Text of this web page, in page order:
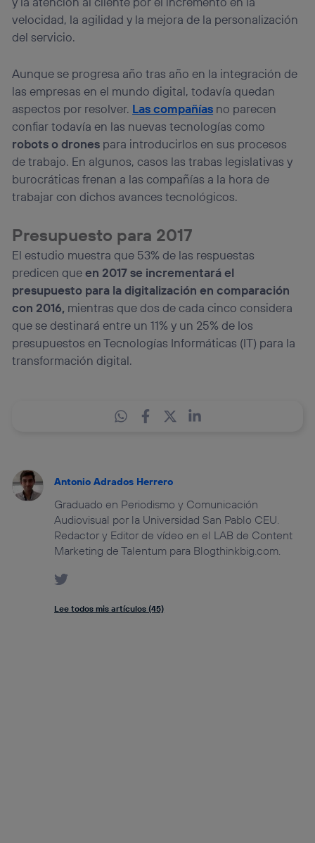
velocidad, la agilidad y la mejora de la personalización
del servicio.
Aunque se progresa año tras año en la integración de
las empresas en el mundo digital, todavía quedan
aspectos por resolver. Las compañías no parecen
confiar todavía en las nuevas tecnologías como
robots o drones para introducirlos en sus procesos
de trabajo. En algunos, casos las trabas legislativas y
burocráticas frenan a las compañías a la hora de
trabajar con dichos avances tecnológicos.
Presupuesto para 2017
El estudio muestra que 53% de las respuestas
predicen queen 2017 se incrementará el
presupuesto para la digitalización en comparación
con 2016, mientras que dos de cada cinco considera
que se destinará entre un 11% y un 25% de los
presupuestos en Tecnologías Informáticas (IT) para la
transformación digital.
Antonio Adrados Herrero
Graduado en Periodismo y Comunicación
Audiovisual por la Universidad San Pablo CEU.
Redactor y Editor de vídeo en el LAB de Content
Marketing de Talentum para Blogthinkbig.com.
Lee todos mis artículos (45)